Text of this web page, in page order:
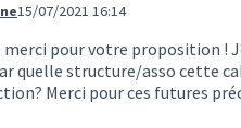
15/07/2021 16:14
pour votre proposition !
quelle structure/asso cette
Merci pour ces futures